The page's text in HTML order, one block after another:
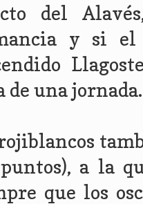
del
y si el
de una jornada.
a la
que los